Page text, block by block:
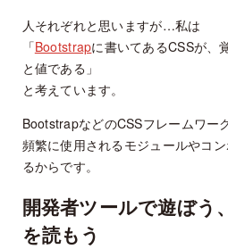
人それぞれと思いますが…私は
「Bootstrapに書いてあるCSSが、
と値である」
と考えています。
BootstrapなどのCSSフレームワー
頻繁に使用されるモジュールやコ
るからです。
開発者ツールで遊ぼう
を読もう